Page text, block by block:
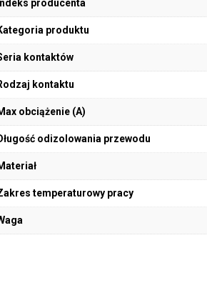
Indeks producenta
produktu
kontaktów
kontaktu
obciążenie (A)
odizolowania przewodu
temperaturowy pracy